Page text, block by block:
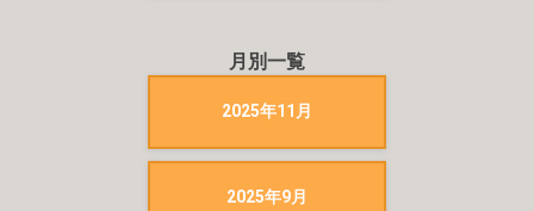
月別一覧
2025年11月
2025年9月